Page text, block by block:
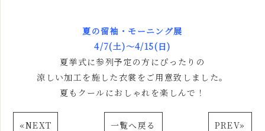
夏の留袖・モーニング展
4/7(土)～4/15(日)
夏挙式に参列予定の方にぴったりの
涼しい加工を施した衣裳をご用意致しました。
夏もクールにおしゃれを楽しんで！
«NEXT 一覧へ戻る PREV»